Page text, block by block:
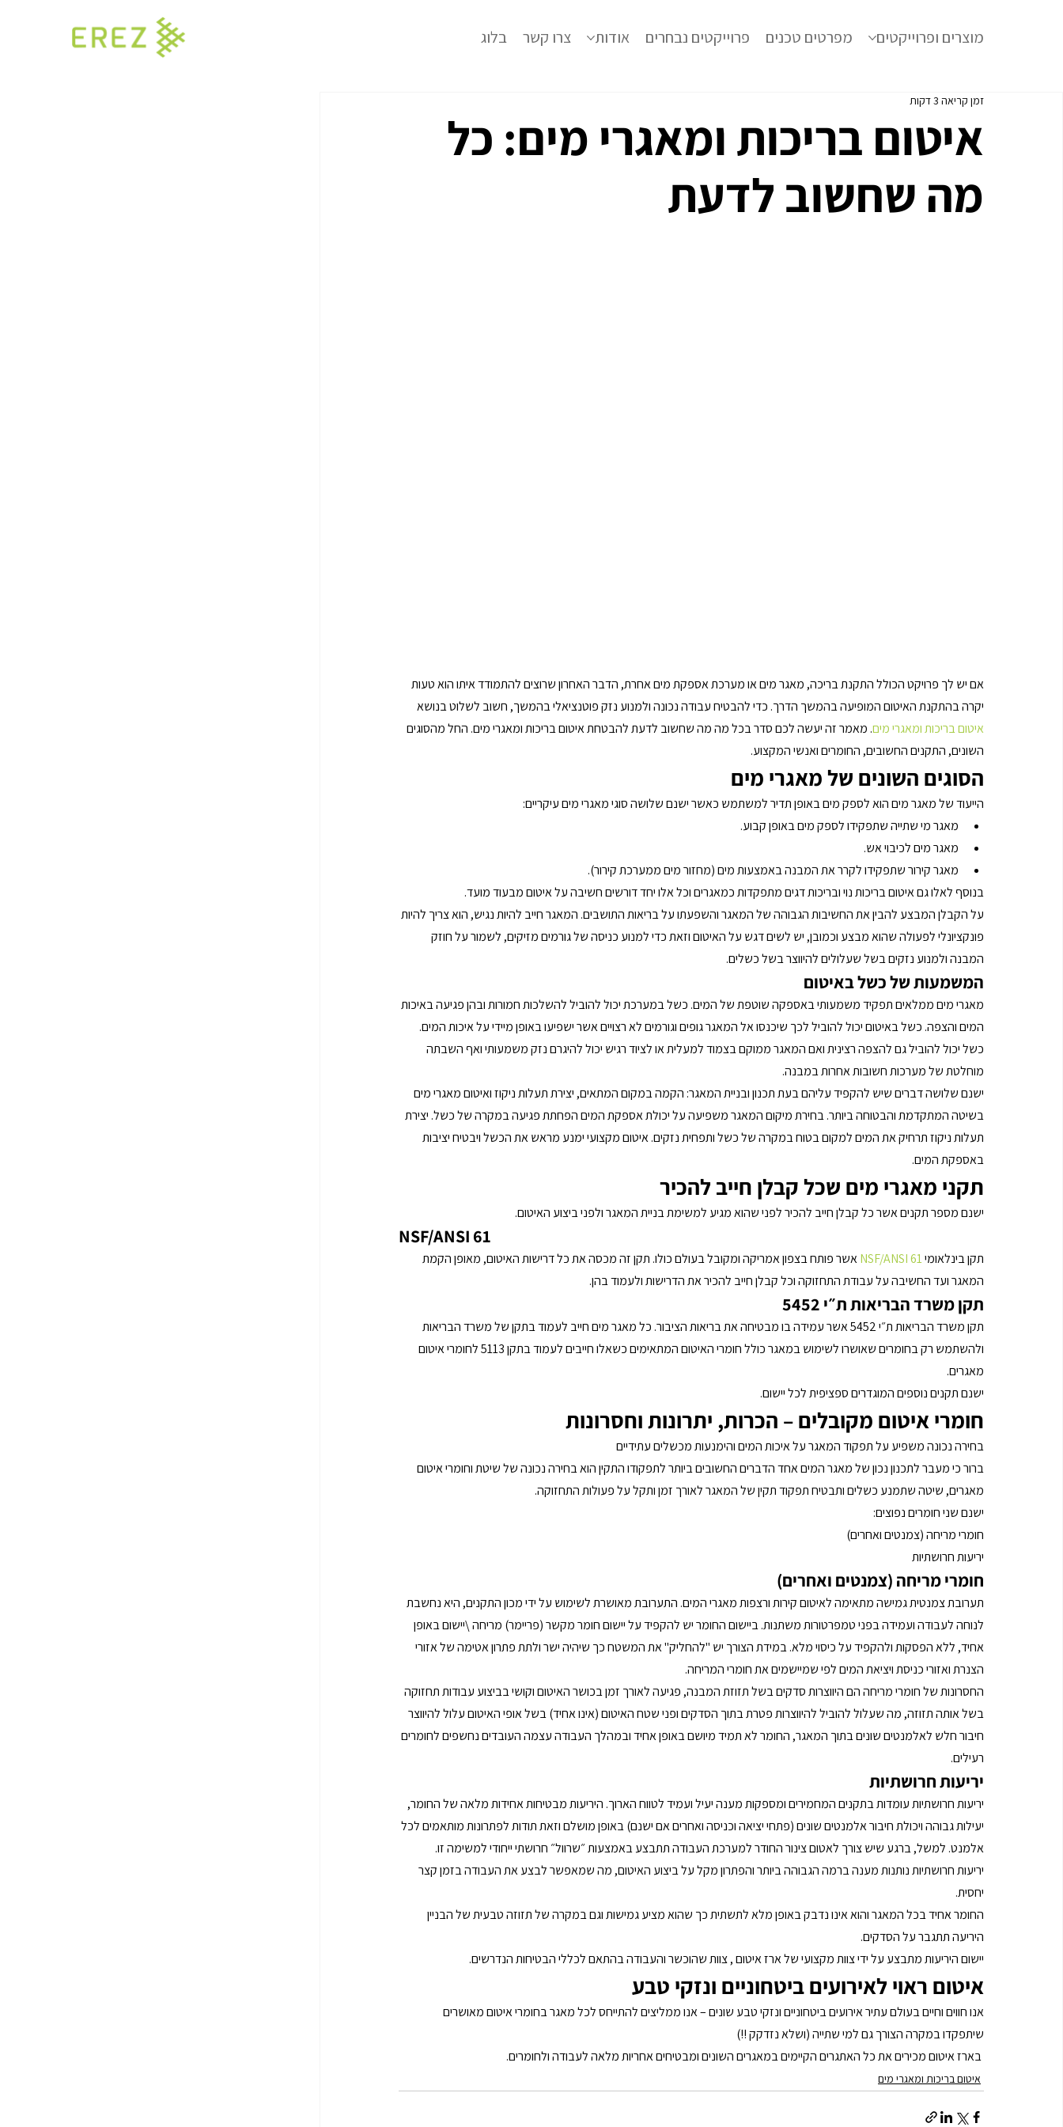
מוצרים ופרוייקטים מפרטים טכנים פרוייקטים נבחרים אודות צרו קשר בלוג
איטום בריכות ומאגרי מים: כל
מה שחשוב לדעת
זמן קריאה 3 דקות
אם יש לך פרויקט הכולל התקנת בריכה, מאגר מים או מערכת אספקת מים אחרת, הדבר האחרון שרוצים להתמודד איתו הוא טעות
יקרה בהתקנת האיטום המופיעה בהמשך הדרך. כדי להבטיח עבודה נכונה ולמנוע נזק פוטנציאלי בהמשך, חשוב לשלוט בנושא
איטום בריכות ומאגרי מים. מאמר זה יעשה לכם סדר בכל מה מה שחשוב לדעת להבטחת איטום בריכות ומאגרי מים. החל מהסוגים
השונים, התקנים החשובים, החומרים ואנשי המקצוע.
הסוגים השונים של מאגרי מים
הייעוד של מאגר מים הוא לספק מים באופן תדיר למשתמש כאשר ישנם שלושה סוגי מאגרי מים עיקריים:
מאגר מי שתייה שתפקידו לספק מים באופן קבוע.
מאגר מים לכיבוי אש.
מאגר קירור שתפקידו לקרר את המבנה באמצעות מים (מחזור מים ממערכת קירור).
בנוסף לאלו גם איטום בריכות נוי ובריכות דגים מתפקדות כמאגרים וכל אלו יחד דורשים חשיבה על איטום מבעוד מועד.
על הקבלן המבצע להבין את החשיבות הגבוהה של המאגר והשפעתו על בריאות התושבים. המאגר חייב להיות נגיש, הוא צריך להיות
פונקציונלי לפעולה שהוא מבצע וכמובן, יש לשים דגש על האיטום וזאת כדי למנוע כניסה של גורמים מזיקים, לשמור על חוזק
המבנה ולמנוע נזקים בשל שעלולים להיווצר בשל כשלים.
המשמעות של כשל באיטום
מאגרי מים ממלאים תפקיד משמעותי באספקה שוטפת של המים. כשל במערכת יכול להוביל להשלכות חמורות ובהן פגיעה באיכות
המים והצפה. כשל באיטום יכול להוביל לכך שיכנסו אל המאגר גופים וגורמים לא רצויים אשר ישפיעו באופן מיידי על איכות המים.
כשל יכול להוביל גם להצפה רצינית ואם המאגר ממוקם בצמוד למעלית או לציוד רגיש יכול להיגרם נזק משמעותי ואף השבתה
מוחלטת של מערכות חשובות אחרות במבנה.
ישנם שלושה דברים שיש להקפיד עליהם בעת תכנון ובניית המאגר: הקמה במקום המתאים, יצירת תעלות ניקוז ואיטום מאגרי מים
בשיטה המתקדמת והבטוחה ביותר. בחירת מיקום המאגר משפיעה על יכולת אספקת המים הפחתת פגיעה במקרה של כשל. יצירת
תעלות ניקוז תרחיק את המים למקום בטוח במקרה של כשל ותפחית נזקים. איטום מקצועי ימנע מראש את הכשל ויבטיח יציבות
באספקת המים.
תקני מאגרי מים שכל קבלן חייב להכיר
ישנם מספר תקנים אשר כל קבלן חייב להכיר לפני שהוא מגיע למשימת בניית המאגר ולפני ביצוע האיטום.
NSF/ANSI 61
תקן בינלאומי NSF/ANSI 61 אשר פותח בצפון אמריקה ומקובל בעולם כולו. תקן זה מכסה את כל דרישות האיטום, מאופן הקמת
המאגר ועד החשיבה על עבודת התחזוקה וכל קבלן חייב להכיר את הדרישות ולעמוד בהן.
תקן משרד הבריאות ת״י 5452
תקן משרד הבריאות ת״י 5452 אשר עמידה בו מבטיחה את בריאות הציבור. כל מאגר מים חייב לעמוד בתקן של משרד הבריאות
ולהשתמש רק בחומרים שאושרו לשימוש במאגר כולל חומרי האיטום המתאימים כשאלו חייבים לעמוד בתקן 5113 לחומרי איטום
מאגרים.
ישנם תקנים נוספים המוגדרים ספציפית לכל יישום.
חומרי איטום מקובלים – הכרות, יתרונות וחסרונות
בחירה נכונה משפיע על תפקוד המאגר על איכות המים והימנעות מכשלים עתידיים
ברור כי מעבר לתכנון נכון של מאגר המים אחד הדברים החשובים ביותר לתפקודו התקין הוא בחירה נכונה של שיטת וחומרי איטום
מאגרים, שיטה שתמנע כשלים ותבטיח תפקוד תקין של המאגר לאורך זמן ותקל על פעולות התחזוקה.
ישנם שני חומרים נפוצים:
חומרי מריחה (צמנטים ואחרים)
יריעות חרושתיות
חומרי מריחה (צמנטים ואחרים)
תערובת צמנטית גמישה מתאימה לאיטום קירות ורצפות מאגרי המים. התערובת מאושרת לשימוש על ידי מכון התקנים, היא נחשבת
לנוחה לעבודה ועמידה בפני טמפרטורות משתנות. ביישום החומר יש להקפיד על יישום חומר מקשר (פריימר) מריחה \יישום באופן
אחיד, ללא הפסקות ולהקפיד על כיסוי מלא. במידת הצורך יש "להחליק" את המשטח כך שיהיה ישר ולתת פתרון אטימה של אזורי
הצנרת ואזורי כניסת ויציאת המים לפי שמיישמים את חומרי המריחה.
החסרונות של חומרי מריחה הם היווצרות סדקים בשל תזוזת המבנה, פגיעה לאורך זמן בכושר האיטום וקושי בביצוע עבודות תחזוקה
בשל אותה תזוזה, מה שעלול להוביל להיווצרות פטרת בתוך הסדקים ופני שטח האיטום (אינו אחיד) בשל אופי האיטום עלול להיווצר
חיבור חלש לאלמנטים שונים בתוך המאגר, החומר לא תמיד מיושם באופן אחיד ובמהלך העבודה עצמה העובדים נחשפים לחומרים
רעילים.
יריעות חרושתיות
יריעות חרושתיות עומדות בתקנים המחמירים ומספקות מענה יעיל ועמיד לטווח הארוך. היריעות מבטיחות אחידות מלאה של החומר,
יעילות גבוהה ויכולת חיבור אלמנטים שונים (פתחי יציאה וכניסה ואחרים אם ישנם) באופן מושלם וזאת תודות לפתרונות מותאמים לכל
אלמנט. למשל, ברגע שיש צורך לאטום צינור החודר למערכת העבודה תתבצע באמצעות ״שרוול״ חרושתי ייחודי למשימה זו.
יריעות חרושתיות נותנות מענה ברמה הגבוהה ביותר והפתרון מקל על ביצוע האיטום, מה שמאפשר לבצע את העבודה בזמן קצר
יחסית.
החומר אחיד בכל המאגר והוא אינו נדבק באופן מלא לתשתית כך שהוא מציע גמישות וגם במקרה של תזוזה טבעית של הבניין
היריעה תתגבר על הסדקים.
יישום היריעות מתבצע על ידי צוות מקצועי של ארז איטום , צוות שהוכשר והעבודה בהתאם לכללי הבטיחות הנדרשים.
איטום ראוי לאירועים ביטחוניים ונזקי טבע
אנו חווים וחיים בעולם עתיר אירועים ביטחוניים ונזקי טבע שונים – אנו ממליצים להתייחס לכל מאגר בחומרי איטום מאושרים
שיתפקדו במקרה הצורך גם למי שתייה (ושלא נזדקק !!)
בארז איטום מכירים את כל האתגרים הקיימים במאגרים השונים ומבטיחים אחריות מלאה לעבודה ולחומרים.
איטום בריכות ומאגרי מים